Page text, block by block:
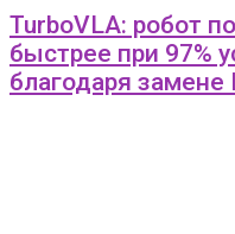
TurboVLA: робот
быстрее при 97%
благодаря замене